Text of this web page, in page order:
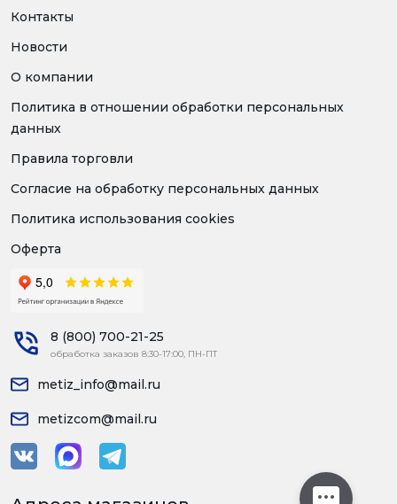
Контакты
Новости
О компании
Политика в отношении обработки персональных
данных
Правила торговли
Согласие на обработку персональных данных
Политика использования cookies
Оферта
8 (800) 700-21-25
обработка заказов 8:30-17:00, ПН-ПТ
metiz_info@mail.ru
metizcom@mail.ru